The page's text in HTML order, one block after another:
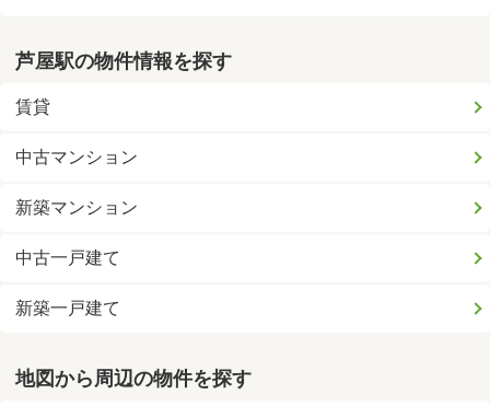
芦屋駅の物件情報を探す
賃貸
中古マンション
新築マンション
中古一戸建て
新築一戸建て
地図から周辺の物件を探す